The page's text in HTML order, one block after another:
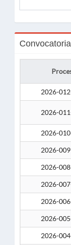
2026-
2026-
2026-
2026-
2026-
2026-
2026-
2026-
2026-